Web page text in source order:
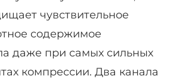
чувствительное
содержимое
даже при самых сильных
компрессии. Два канала